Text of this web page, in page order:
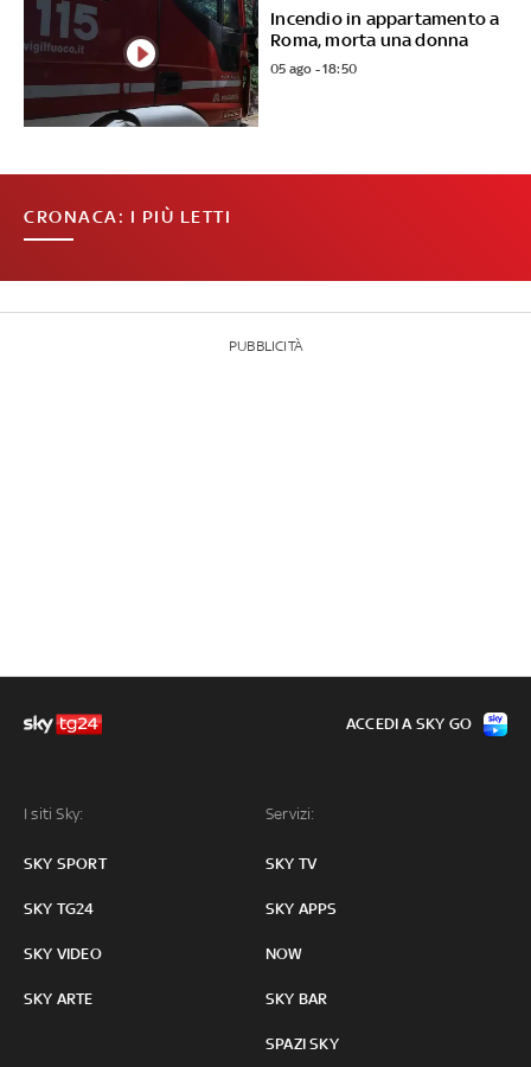
Incendio in appartamento a
Roma, morta una donna
05 ago - 18:50
CRONACA: I PIÙ LETTI
PUBBLICITÀ
I siti Sky:
SKY SPORT
SKY TG24
SKY VIDEO
SKY ARTE
Servizi:
SKY TV
SKY APPS
NOW
SKY BAR
SPAZI SKY
ACCEDI A SKY GO